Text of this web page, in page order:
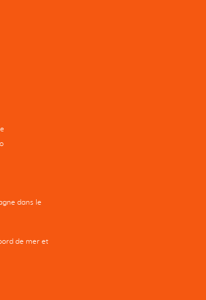
dans le
de mer et